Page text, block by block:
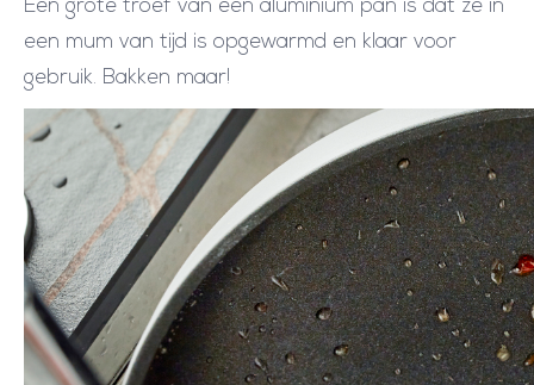
Een grote troef van een aluminium pan is dat ze in
een mum van tijd is opgewarmd en klaar voor
gebruik. Bakken maar!